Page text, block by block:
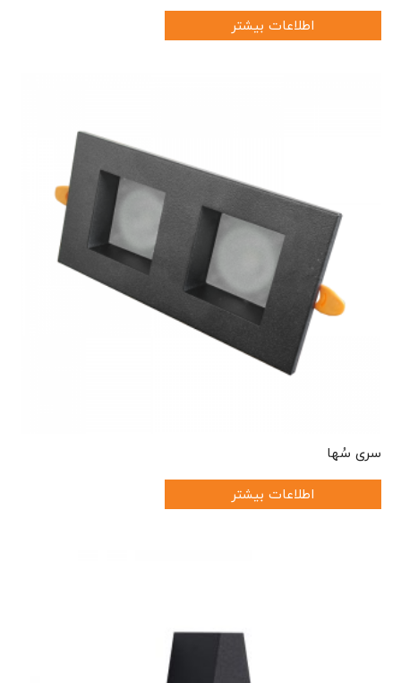
اطلاعات بیشتر
سری سُها
اطلاعات بیشتر